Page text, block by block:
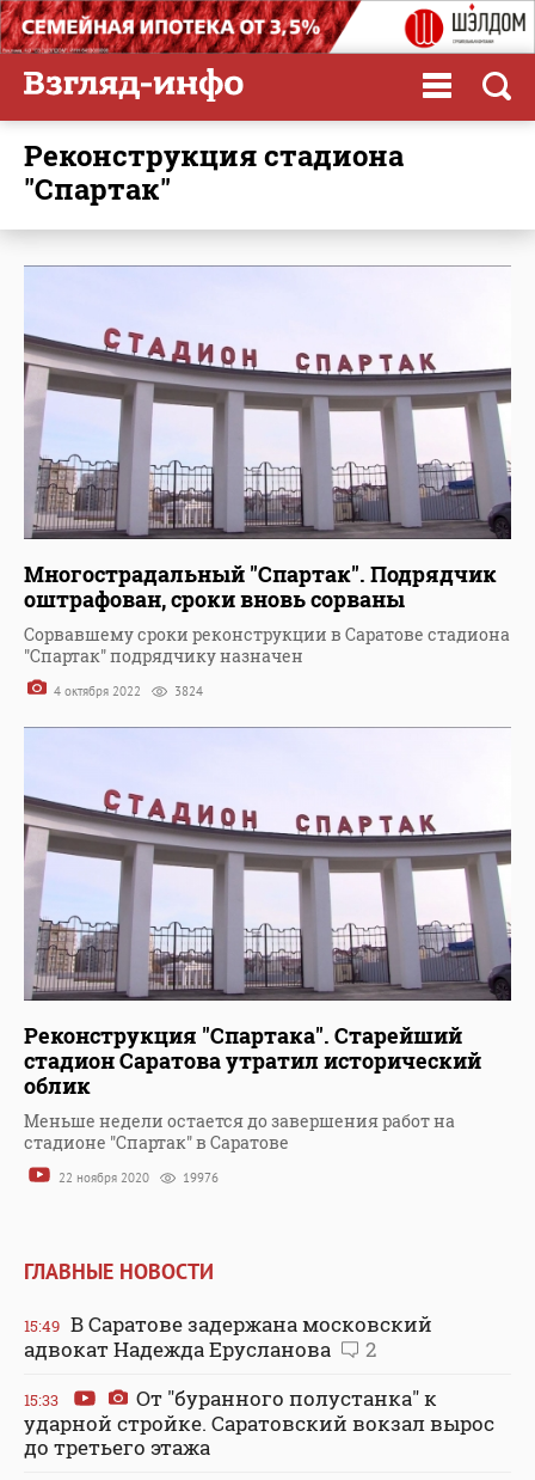
реконструкция стадиона
"Спартак"
Многострадальный "Спартак". Подрядчик
оштрафован, сроки вновь сорваны
Сорвавшему сроки реконструкции в Саратове стадиона
"Спартак" подрядчику назначен
4 октября 2022 3824
Реконструкция "Спартака". Старейший
стадион Саратова утратил исторический
облик
Меньше недели остается до завершения работ на
стадионе "Спартак" в Саратове
22 ноября 2020 19976
ГЛАВНЫЕ НОВОСТИ
15:49 В Саратове задержана московский
адвокат Надежда Ерусланова
2
15:33
От "буранного полустанка" к
ударной стройке. Саратовский вокзал вырос
до третьего этажа